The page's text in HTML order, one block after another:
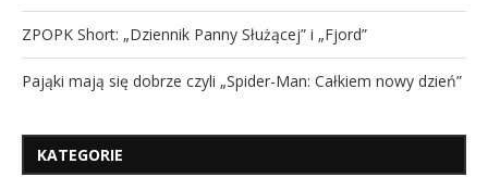
ZPOPK Short: „Dziennik Panny Służącej” i „Fjord”
Pająki mają się dobrze czyli „Spider-Man: Całkiem nowy dzień”
KATEGORIE